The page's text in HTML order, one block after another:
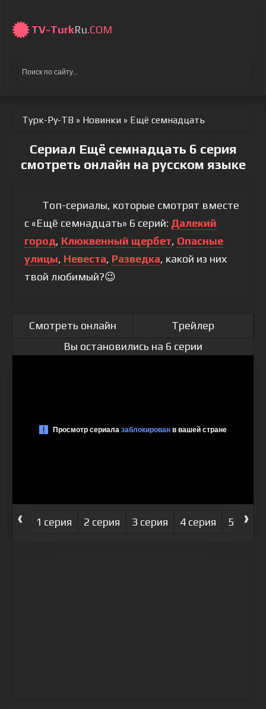
TV-TurkRu.COM
Турк-Ру-ТВ » Новинки » Ещё семнадцать
Сериал Ещё семнадцать 6 серия
смотреть онлайн на русском языке
Топ-сериалы, которые смотрят вместе
с «Ещё семнадцать» 6 серий: Далекий
город, Клюквенный щербет, Опасные
улицы, Невеста, Разведка, какой из них
твой любимый?😉
Смотреть онлайн
Трейлер
Вы остановились на 6 серии
‹ 1 серия 2 серия 3 серия 4 серия 5 серия
›